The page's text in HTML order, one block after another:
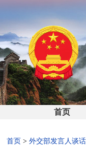
首页
首页 > 外交部发言人谈话